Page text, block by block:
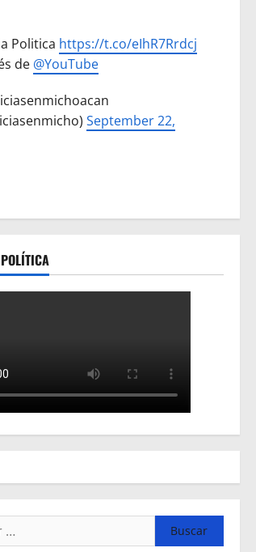
Politica https://t.co/eIhR7Rrdcj
de @YouTube
September 22,